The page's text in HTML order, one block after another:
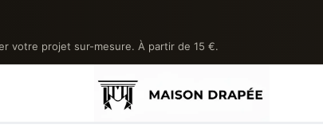
votre projet sur-mesure. À partir de 15 €.